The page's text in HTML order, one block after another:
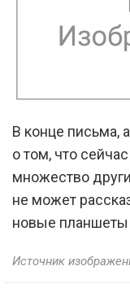
В конце письма,
о том, что
множество
не может
новые планшеты
Источник